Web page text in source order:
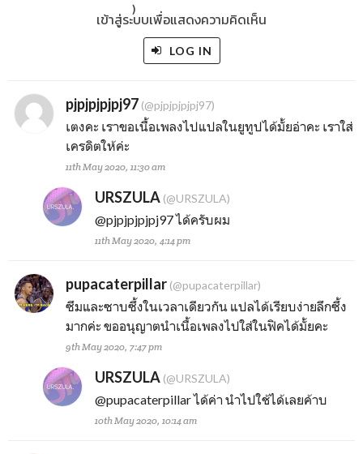
)
เข้าสู่ระบบเพื่อแสดงความคิดเห็น
LOG IN
pjpjpjpjpj97 (@pjpjpjpjpj97)
เตงคะ เราขอเนื้อเพลงไปแปลในยูทูปได้มั้ยอ่าคะ เราใส่
เครดิตให้ค่ะ
11th May 2020, 11:30 am
URSZULA(@URSZULA)
@pjpjpjpjpj97ได้ครับผม
11th May 2020, 4:14 pm
pupacaterpillar (@pupacaterpillar)
ซึมและซาบซึ้งในเวลาเดียวกัน แปลได้เรียบง่ายลึกซึ้ง
มากค่ะ ขออนุญาตนำเนื้อเพลงไปใส่ในฟิคได้มั้ยคะ
9th May 2020, 7:47 pm
URSZULA(@URSZULA)
@pupacaterpillarได้ค่า นำไปใช้ได้เลยค้าบ
10th May 2020, 10:14 am